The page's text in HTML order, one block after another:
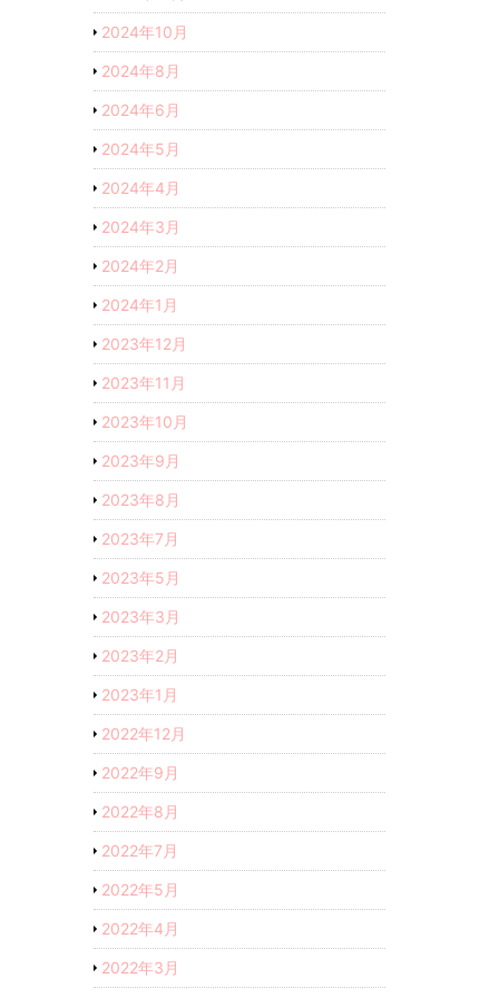
2024年10月
2024年8月
2024年6月
2024年5月
2024年4月
2024年3月
2024年2月
2024年1月
2023年12月
2023年11月
2023年10月
2023年9月
2023年8月
2023年7月
2023年5月
2023年3月
2023年2月
2023年1月
2022年12月
2022年9月
2022年8月
2022年7月
2022年5月
2022年4月
2022年3月